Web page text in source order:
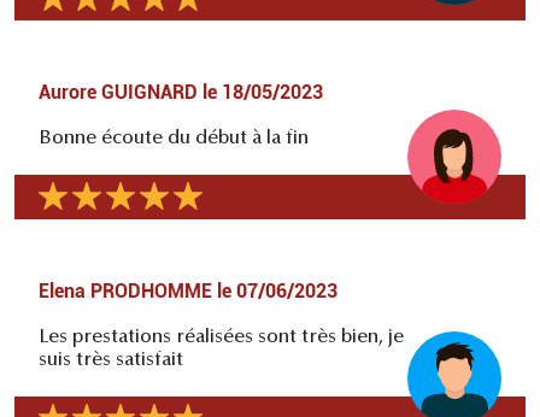
Aurore GUIGNARD le 18/05/2023
Bonne écoute du début à la fin
Elena PRODHOMME le 07/06/2023
Les prestations réalisées sont très bien, je
suis très satisfait